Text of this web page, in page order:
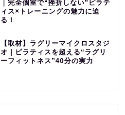
｜完全個室で“挫折しない”ピラテ
ィス×トレーニングの魅力に迫
る！
【取材】ラグリーマイクロスタジ
オ｜ピラティスを超える“ラグリ
ーフィットネス”40分の実力